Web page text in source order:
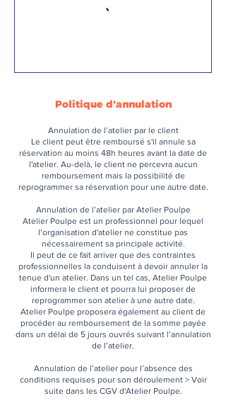
Politique d'annulation
Annulation de l’atelier par le client
Le client peut être remboursé s'il annule sa
réservation au moins 48h heures avant la date de
l'atelier. Au-delà, le client ne percevra aucun
remboursement mais la possibilité de
reprogrammer sa réservation pour une autre date.
Annulation de l’atelier par Atelier Poulpe
Atelier Poulpe est un professionnel pour lequel
l’organisation d'atelier ne constitue pas
nécessairement sa principale activité.
Il peut de ce fait arriver que des contraintes
professionnelles la conduisent à devoir annuler la
tenue d'un atelier. Dans un tel cas, Atelier Poulpe
informera le client et pourra lui proposer de
reprogrammer son atelier à une autre date.
Atelier Poulpe proposera également au client de
procéder au remboursement de la somme payée
dans un délai de 5 jours ouvrés suivant l’annulation
de l’atelier.
Annulation de l’atelier pour l’absence des
conditions requises pour son déroulement > Voir
suite dans les CGV d'Atelier Poulpe.